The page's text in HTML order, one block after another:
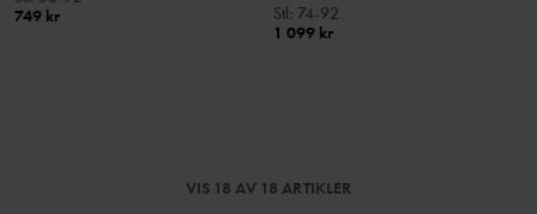
749 kr
Stl : 74-92
1 099 kr
VIS 18 AV 18 ARTIKLER